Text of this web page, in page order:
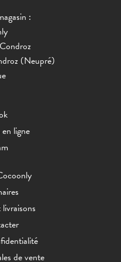
:
(Neupré)
ligne
de vente